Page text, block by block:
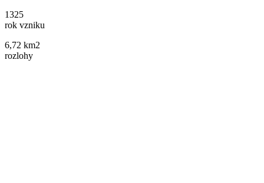
1325
rok vzniku
6,72 km2
rozlohy